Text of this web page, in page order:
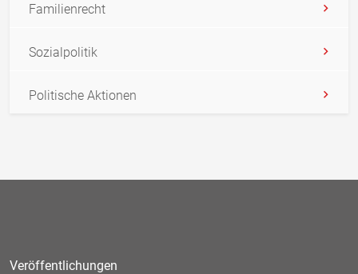
Familienrecht
Sozialpolitik
Politische Aktionen
Veröffentlichungen